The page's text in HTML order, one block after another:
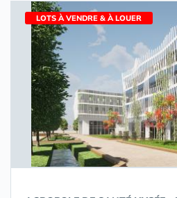
LOTS À VENDRE & À LOUER